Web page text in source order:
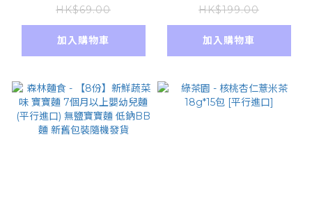
HK$69.00
加入購物車
進口) 到期日
2025/11/03
HK$199.00
加入購物車